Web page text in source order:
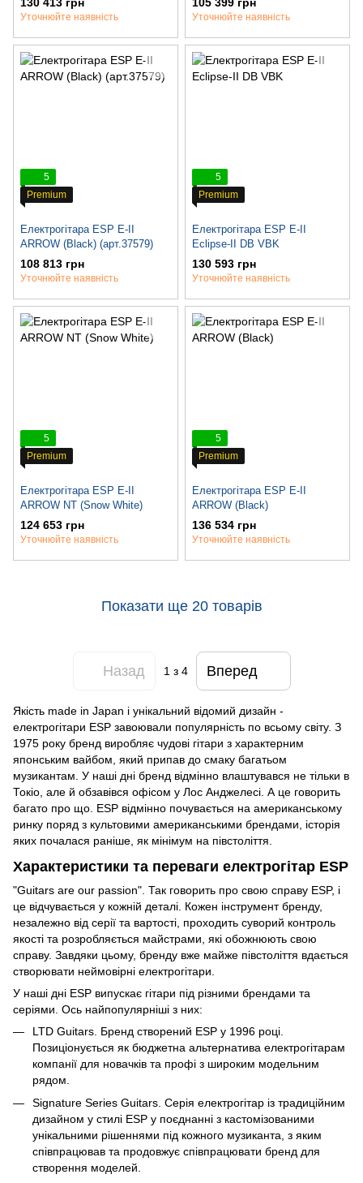
Уточнюйте наявність Уточнюйте наявність
5
Premium
Електрогітара ESP E-II
ARROW (Black) (арт.37579)
108 813 грн
Уточнюйте наявність
5
Premium
Електрогітара ESP E-II
Eclipse-II DB VBK
130 593 грн
Уточнюйте наявність
5
Premium
Електрогітара ESP E-II
ARROW NT (Snow White)
124 653 грн
Уточнюйте наявність
5
Premium
Електрогітара ESP E-II
ARROW (Black)
136 534 грн
Уточнюйте наявність
Показати ще 20 товарів
Назад 1з 4 Вперед
Якість made in Japan і унікальний відомий дизайн -
електрогітари ESP завоювали популярність по всьому світу. З
1975 року бренд виробляє чудові гітари з характерним
японським вайбом, який припав до смаку багатьом
музикантам. У наші дні бренд відмінно влаштувався не тільки в
Токіо, але й обзавівся офісом у Лос Анджелесі. А це говорить
багато про що. ESP відмінно почувається на американському
ринку поряд з культовими американськими брендами, історія
яких почалася раніше, як мінімум на півстоліття.
Характеристики та переваги електрогітар ESP
"Guitars are our passion". Так говорить про свою справу ESP, і
це відчувається у кожній деталі. Кожен інструмент бренду,
незалежно від серії та вартості, проходить суворий контроль
якості та розробляється майстрами, які обожнюють свою
справу. Завдяки цьому, бренду вже майже півстоліття вдається
створювати неймовірні електрогітари.
У наші дні ESP випускає гітари під різними брендами та
серіями. Ось найпопулярніші з них:
LTD Guitars. Бренд створений ESP у 1996 році.
Позиціонується як бюджетна альтернатива електрогітарам
компанії для новачків та профі з широким модельним
рядом.
Signature Series Guitars. Серія електрогітар із традиційним
дизайном у стилі ESP у поєднанні з кастомізованими
унікальними рішеннями під кожного музиканта, з яким
співпрацював та продовжує співпрацювати бренд для
створення моделей.